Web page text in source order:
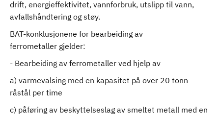
drift, energieffektivitet, vannforbruk, utslipp til vann,
avfallshåndtering og støy.
BAT-konklusjonene for bearbeiding av
ferrometaller gjelder:
- Bearbeiding av ferrometaller ved hjelp av
a) varmevalsing med en kapasitet på over 20 tonn
råstål per time
c) påføring av beskyttelseslag av smeltet metall med en